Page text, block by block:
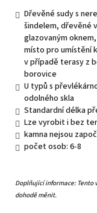
Dřevěné sudy s
šindelem, dřevěné
glazovaným
místo pro umístění
v případě terasy z
borovice
U typů s
odolného skla
Standardní délka
Lze vyrobit i bez
kamna nejsou
počet osob: 6-8
Doplňující informace: Tento
dohodě měnit.